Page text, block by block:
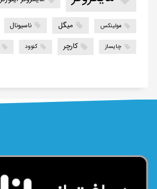
مولینکس میگل ناسیونال
چایساز کارچر کنوود